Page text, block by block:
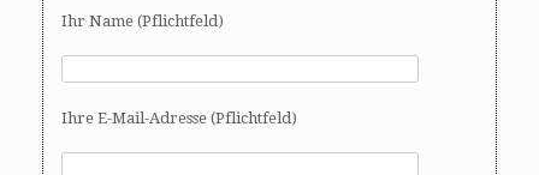
Ihr Name (Pflichtfeld)
Ihre E-Mail-Adresse (Pflichtfeld)